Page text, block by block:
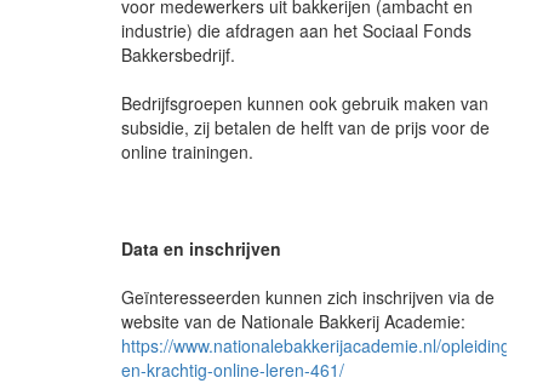
voor medewerkers uit bakkerijen (ambacht en
industrie) die afdragen aan het Sociaal Fonds
Bakkersbedrijf.
Bedrijfsgroepen kunnen ook gebruik maken van
subsidie, zij betalen de helft van de prijs voor de
online trainingen.
Data en inschrijven
Geïnteresseerden kunnen zich inschrijven via de
website van de Nationale Bakkerij Academie:
https://www.nationalebakkerijacademie.nl/opleidingen/
en-krachtig-online-leren-461/